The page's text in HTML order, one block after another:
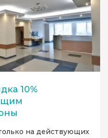
10%
на действующих